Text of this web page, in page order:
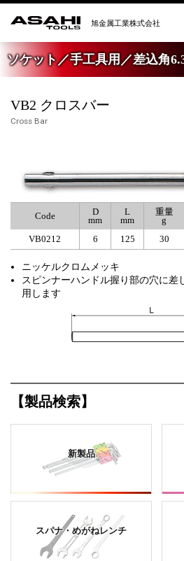
ソケット／手工具用／差込角
VB2 クロスバー
Cross Bar
Code
D
mm
L
mm
重量
g
VB0212
6 125 30
ニッケルクロムメッキ
スピンナーハンドル握り部の穴に差
用します
【製品検索】
新製品
スパナ・めがねレンチ